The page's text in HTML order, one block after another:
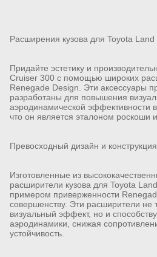
Расширения кузова для Toyota
Придайте эстетику и
Cruiser 300 с помощью широких
Renegade Design. Эти аксессуары
разработаны для повышения
аэродинамической эффективности
что он является эталоном роскоши
Превосходный дизайн и конструкция
Изготовленные из
расширители кузова для Toyota
примером приверженности
совершенству. Эти расширители не
визуальный эффект, но и
аэродинамики, снижая
устойчивость.